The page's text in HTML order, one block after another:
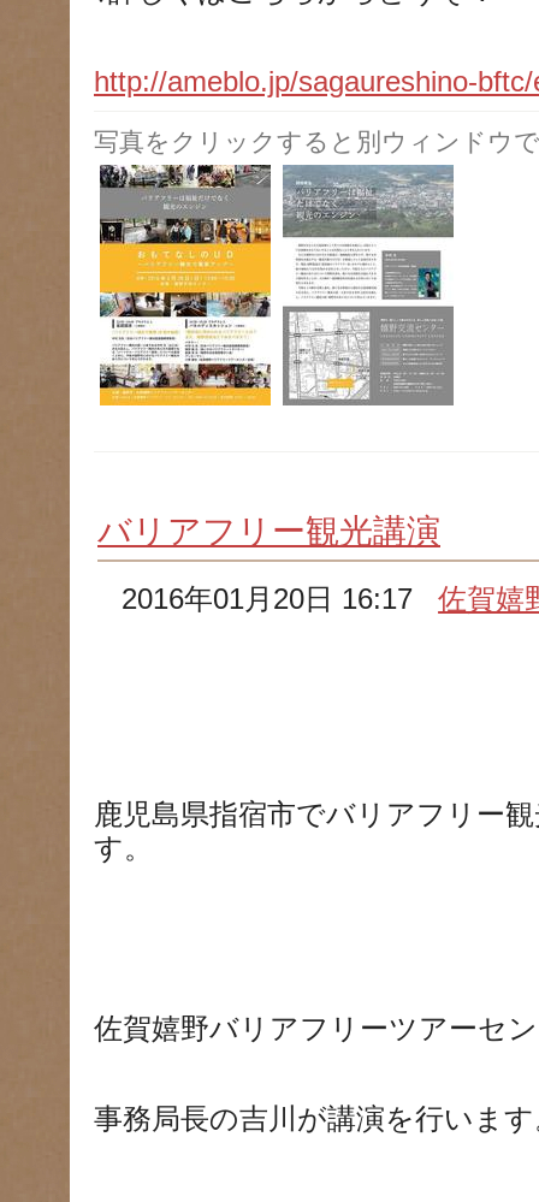
http://ameblo.jp/sagaureshino-
写真をクリックすると別ウィンドウ
バリアフリー観光講演
2016年01月20日 16:17佐賀嬉
鹿児島県指宿市でバリアフリー
す。
佐賀嬉野バリアフリーツアーセ
事務局長の吉川が講演を行いま